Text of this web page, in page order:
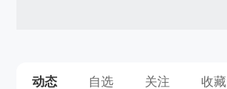
动态 自选 关注 收藏